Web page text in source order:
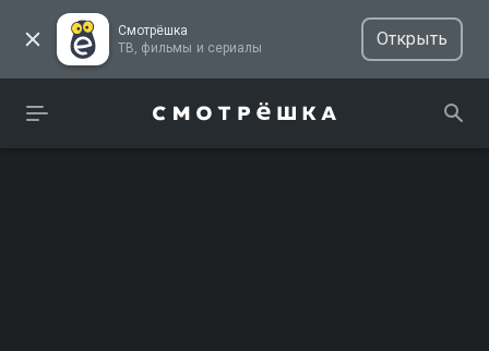
Смотрёшка
ТВ, фильмы и сериалы
Открыть